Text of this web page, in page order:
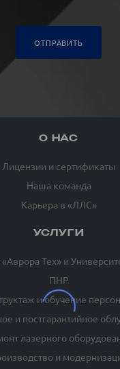
ОТПРАВИТЬ
О НАС
Лицензии и сертификаты
Наша команда
Карьера в «ЛЛС»
УСЛУГИ
«Аврора Тех» и
ПНР
и обучение
и постгарантийное
лазерного
и